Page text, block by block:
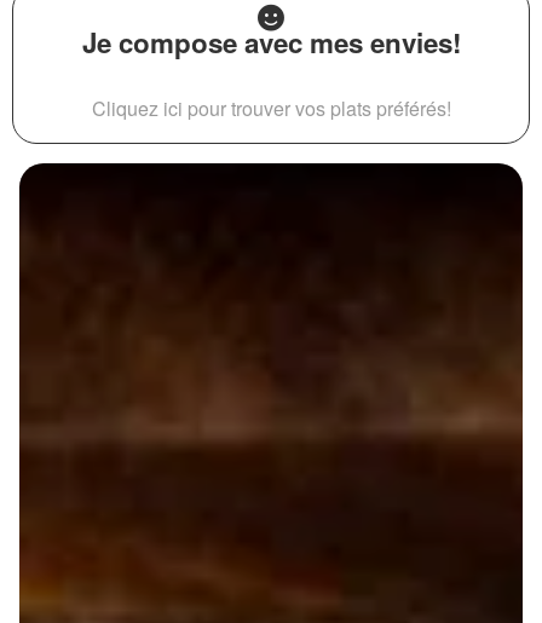
Je compose avec mes envies!
Cliquez ici pour trouver vos plats préférés!